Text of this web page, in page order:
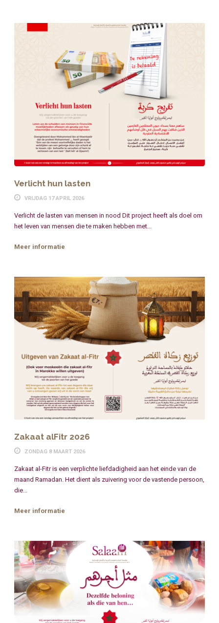
Verlicht hun lasten
VRIJDAG 17 APRIL 2026
Verlicht de lasten van mensen in nood Dit project heeft als doel om
het leven van mensen die te maken hebben met...
Meer informatie
Zakaat alFitr 2026
ZONDAG 8 MAART 2026
Zakaat al-Fitr is een verplichte liefdadigheid aan het einde van de
maand Ramadan. Het dient als zuivering voor de vastende persoon,
die...
Meer informatie